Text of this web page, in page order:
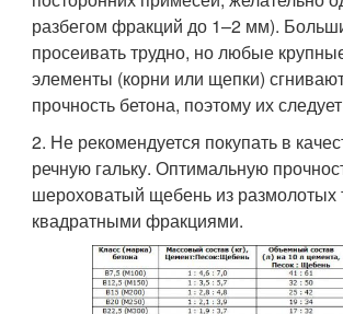
разбегом фракций до 1–2 мм).
просеивать трудно, но любые
элементы (корни или щепки)
прочность бетона, поэтому их
2. Не рекомендуется покупать в
речную гальку. Оптимальную
шероховатый щебень из размолотых
квадратными фракциями.